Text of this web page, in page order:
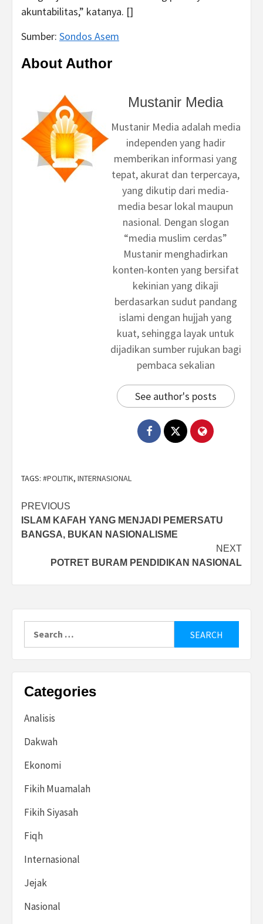
akuntabilitas,” katanya. []
Sumber: Sondos Asem
About Author
Mustanir Media
Mustanir Media adalah media
independen yang hadir
memberikan informasi yang
tepat, akurat dan terpercaya,
yang dikutip dari media-
media besar lokal maupun
nasional. Dengan slogan
“media muslim cerdas”
Mustanir menghadirkan
konten-konten yang bersifat
kekinian yang dikaji
berdasarkan sudut pandang
islami dengan hujjah yang
kuat, sehingga layak untuk
dijadikan sumber rujukan bagi
pembaca sekalian
See author's posts
TAGS: #POLITIK, INTERNASIONAL
Post
navigation
PREVIOUS
ISLAM KAFAH YANG MENJADI PEMERSATU
BANGSA, BUKAN NASIONALISME
NEXT
POTRET BURAM PENDIDIKAN NASIONAL
Categories
Analisis
Dakwah
Ekonomi
Fikih Muamalah
Fikih Siyasah
Fiqh
Internasional
Jejak
Nasional